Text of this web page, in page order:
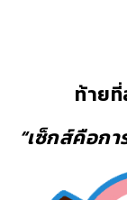
ท้ายที่
“เซ็กส์คือก